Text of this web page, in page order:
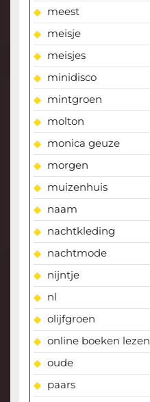
meest
meisje
meisjes
minidisco
mintgroen
molton
monica geuze
morgen
muizenhuis
naam
nachtkleding
nachtmode
nijntje
nl
olijfgroen
online boeken lezen
oude
paars